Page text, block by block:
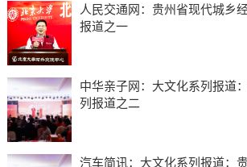
人民交通网：贵州省现代城乡
报道之一
中华亲子网：大文化系列报道
列报道之二
汽车简讯：大文化系列报道：